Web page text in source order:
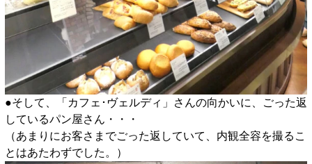
●そして、「カフェ･ヴェルディ」さんの向かいに、ごった返
しているパン屋さん・・・
（あまりにお客さまでごった返していて、内観全容を撮るこ
とはあたわずでした。）